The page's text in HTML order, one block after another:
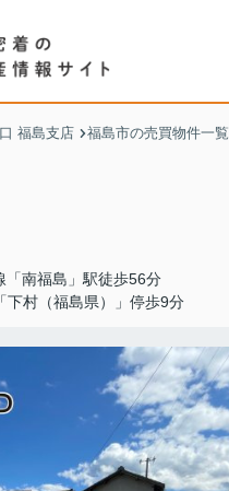
福島支店 福島市の売買物件一覧
「南福島」駅徒歩56分
下村（福島県）」停歩9分